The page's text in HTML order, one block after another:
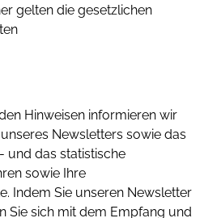
gelten die gesetzlichen
Hinweisen informieren wir
Newsletters sowie das
und das statistische
sowie Ihre
Indem Sie unseren Newsletter
Sie sich mit dem Empfang und